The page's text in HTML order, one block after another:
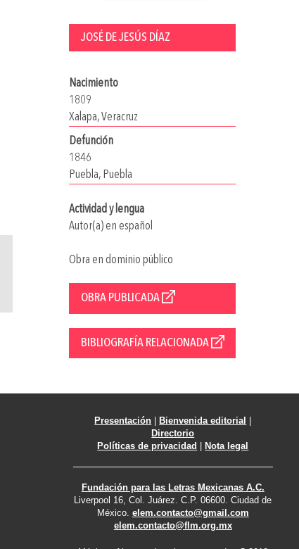
JOSÉ DE JESÚS DÍAZ
Nacimiento
1809
Xalapa, Veracruz
Defunción
1846
Puebla, Puebla
Actividad y lengua
Autor(a) en español
Obra en dominio público
OBRA PUBLICADA
BIBLIOGRAFÍA RELACIONADA
Presentación |Bienvenida editorial |
Directorio
Políticas de privacidad |Nota legal
Fundación para las Letras Mexicanas A.C.
Liverpool 16, Col. Juárez. C.P. 06600. Ciudad de
México. elem.contacto@gmail.com
elem.contacto@flm.org.mx